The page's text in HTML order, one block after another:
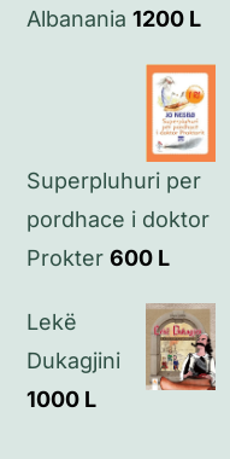
Albanania 1200 L
Superpluhuri per
pordhace i doktor
Prokter 600 L
Lekë
Dukagjini
1000 L